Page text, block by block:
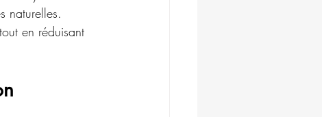
naturelles.
en réduisant